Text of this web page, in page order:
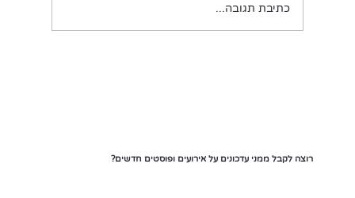
כתיבת תגובה...
רוצה לקבל ממני עדכונים על אירועים ופוסטים חדשים?